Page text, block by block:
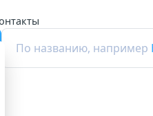
По названию, например